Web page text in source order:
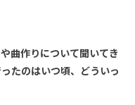
曲作りについて聞いてき
たのはいつ頃、どういっ